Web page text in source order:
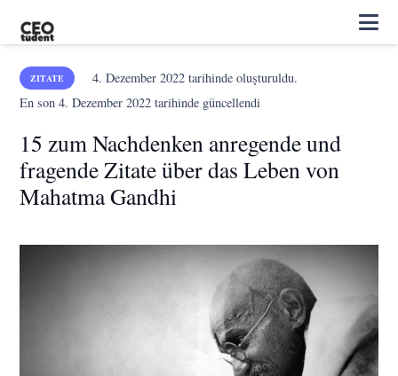
ZITATE 4. Dezember 2022tarihinde oluşturuldu.
En son4. Dezember 2022 tarihinde güncellendi
15 zum Nachdenken anregende und
fragende Zitate über das Leben von
Mahatma Gandhi